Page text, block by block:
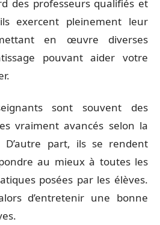
des professeurs qualifiés et
exercent pleinement leur
en œuvre diverses
pouvant aider votre
sont souvent des
vraiment avancés selon la
D’autre part, ils se rendent
au mieux à toutes les
posées par les élèves.
d’entretenir une bonne